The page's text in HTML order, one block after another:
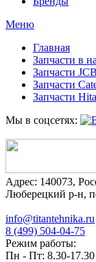
Меню
Главная
Запчасти в
Запчасти JCB
Запчасти
Запчасти
Мы в соцсетях:
Адрес: 140073,
Люберецкий р-н,
info@titantehnika.ru
8 (499) 504-04-75
Режим работы:
Пн - Пт: 8.30-17.30